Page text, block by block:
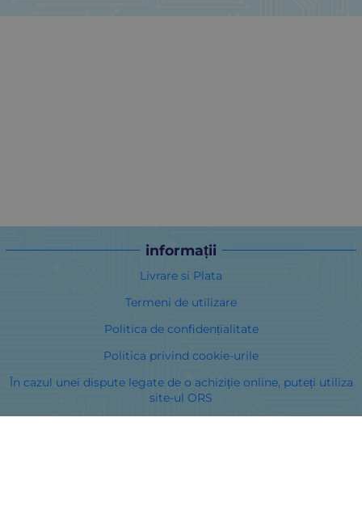
informații
Livrare si Plata
Termeni de utilizare
Politica de confidențialitate
Politica privind cookie-urile
În cazul unei dispute legate de o achiziție online, puteți utiliza
site-ul ORS